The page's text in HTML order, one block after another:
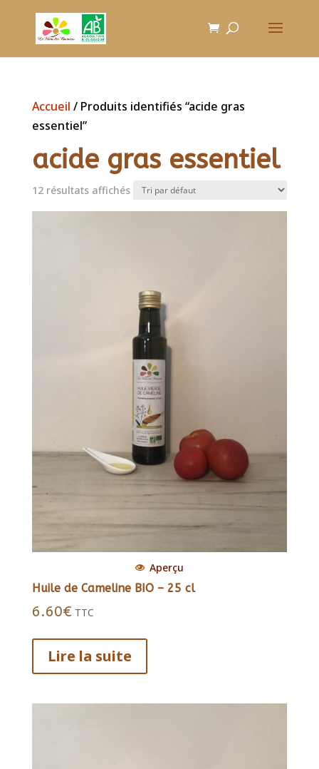
Accueil / Produits identifiés “acide gras
essentiel”
acide gras essentiel
12 résultats affichés
Aperçu
Huile de Cameline BIO – 25 cl
6.60€ TTC
Lire la suite